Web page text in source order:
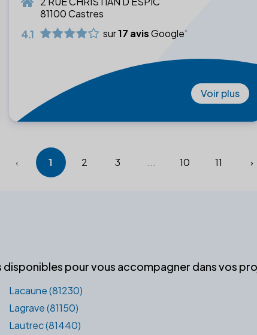
81100 Castres
4.1 sur17 avisGoogle
Voir plus
‹ 1 2 3 ... 10 11 ›
pour vous accompagner dans vos
Lacaune (81230)
Lagrave (81150)
Lautrec (81440)